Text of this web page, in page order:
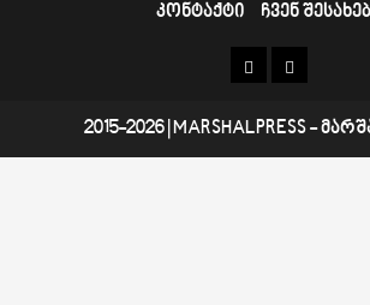
კონტაქტი ჩვენ შესახებ
კონტაქტი
ჩვენ
2015-2026 MARSHALPRESS-